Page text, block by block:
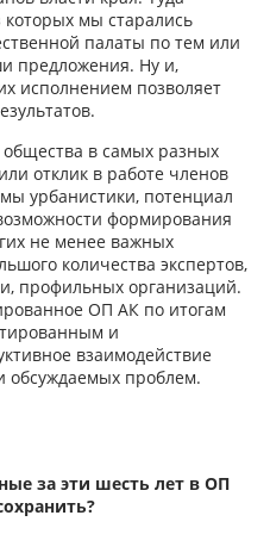
мы старались
палаты по тем или
предложения. Ну и,
исполнением позволяет
в самых разных
отклик в работе членов
урбанистики, потенциал
формирования
не менее важных
количества экспертов,
профильных организаций.
ОП АК по итогам
и
взаимодействие
обсуждаемых проблем.
за эти шесть лет в ОП